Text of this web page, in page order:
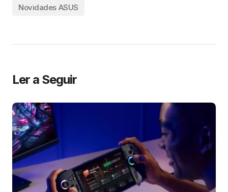
Novidades ASUS
Ler a Seguir